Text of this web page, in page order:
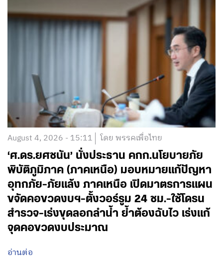
August 4, 2026 - 15:11 โดย พรรคเพื่อไทย
‘ศ.ดร.ยศชนัน’ นั่งประธาน คกก.นโยบายภัย
พิบัติภูมิภาค (ภาคเหนือ) มอบหมายแก้ปัญหา
อุทกภัย-ภัยแล้ง ภาคเหนือ เปิดมาตรการแผน
ขจัดคอขวดงบฯ-ตั้งวอร์รูม 24 ชม.-ใช้โดรน
สำรวจ-เร่งขุดลอกลำน้ำ ย้ำต้องฉับไว เร่งแก้
จุดคอขวดงบประมาณ
อ่านต่อ